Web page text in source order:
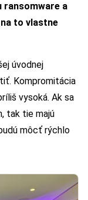
ransomware a
to vlastne
úvodnej
Kompromitácia
vysoká. Ak sa
tak tie majú
môcť rýchlo